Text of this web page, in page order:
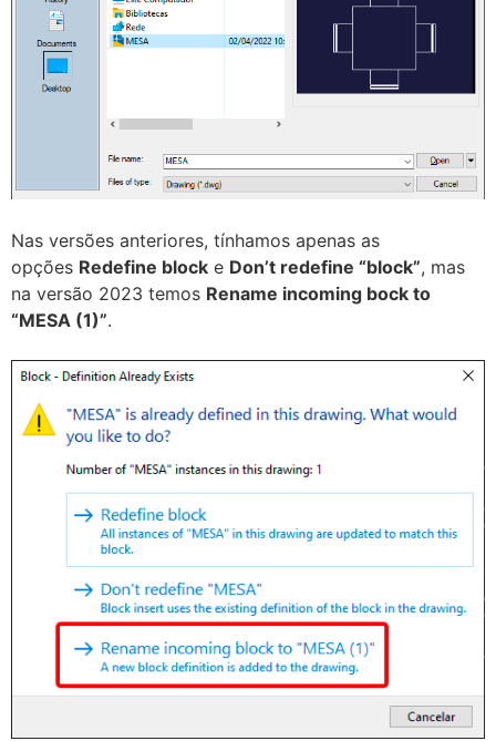
Nas versões anteriores, tínhamos apenas as
opções Redefine block e Don’t redefine “block”, mas
na versão 2023 temos Rename incoming bock to
“MESA (1)”.